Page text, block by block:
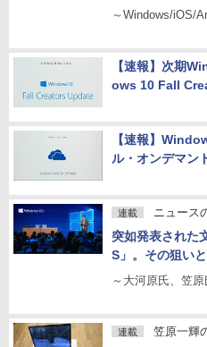
～Windows/iOS/
【速報】次期
ows 10 Fall
【速報】
ル・オンデマン
連載 ニュース
突如発表された
S」。その狙い
～大河原氏、笠
連載 笠原一輝